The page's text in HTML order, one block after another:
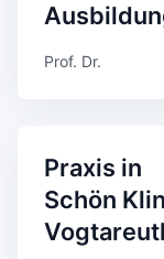
Prof. Dr.
Praxis in
Schön